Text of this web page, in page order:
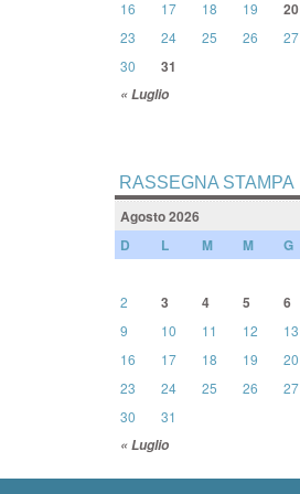
« Luglio
16
17 18 19 20
23
24 25 26 27
30
31
RASSEGNA STAMPA
Agosto 2026
D
L M M G
« Luglio
2
3 4 5 6
9
10 11 12 13
16
17 18 19 20
23
24 25 26 27
30
31